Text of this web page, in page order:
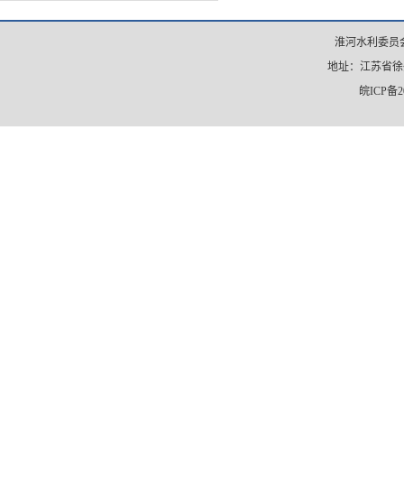
淮河水利委员
地址：江苏省
皖ICP备